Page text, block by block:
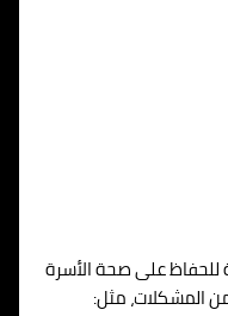
للحفاظ على صحة الأسرة
المشكلات، مثل: